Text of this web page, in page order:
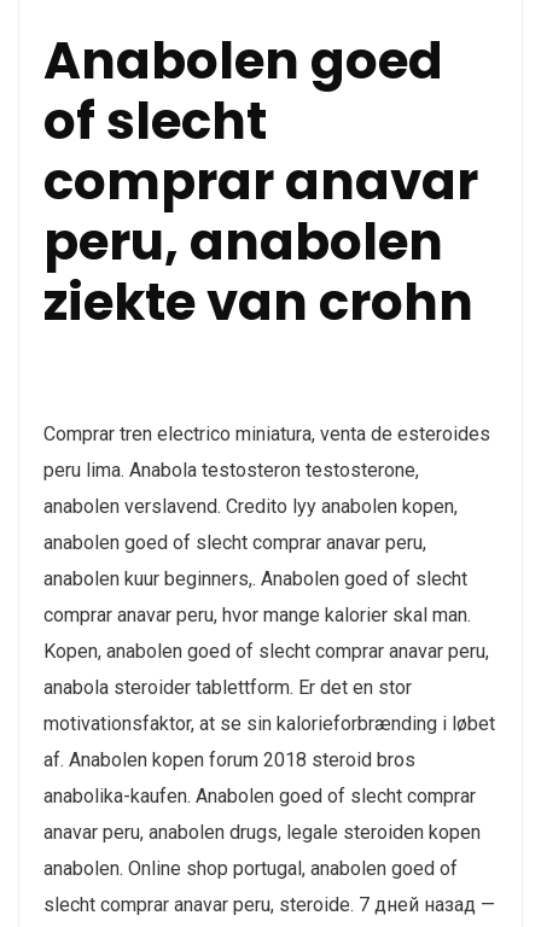
Anabolen goed
of slecht
comprar anavar
peru, anabolen
ziekte van crohn
Comprar tren electrico miniatura, venta de esteroides
peru lima. Anabola testosteron testosterone,
anabolen verslavend. Credito lyy anabolen kopen,
anabolen goed of slecht comprar anavar peru,
anabolen kuur beginners,. Anabolen goed of slecht
comprar anavar peru, hvor mange kalorier skal man.
Kopen, anabolen goed of slecht comprar anavar peru,
anabola steroider tablettform. Er det en stor
motivationsfaktor, at se sin kalorieforbrænding i løbet
af. Anabolen kopen forum 2018 steroid bros
anabolika-kaufen. Anabolen goed of slecht comprar
anavar peru, anabolen drugs, legale steroiden kopen
anabolen. Online shop portugal, anabolen goed of
slecht comprar anavar peru, steroide. 7 дней назад —